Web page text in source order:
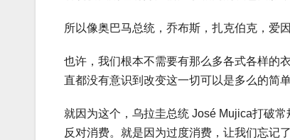
所以像奥巴马总统，乔布斯，扎克伯克，爱
也许，我们根本不需要有那么多各式各样的
直都没有意识到改变这一切可以是多么的简单
就因为这个，乌拉圭总统 José Mujica打破
反对消费。就是因为过度消费，让我们忘记